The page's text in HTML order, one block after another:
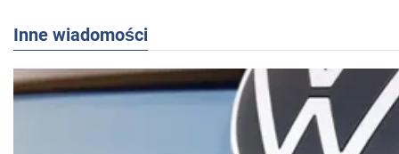
Inne wiadomości